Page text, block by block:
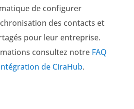
de configurer
des contacts et
pour leur entreprise.
consultez notre FAQ
de CiraHub.